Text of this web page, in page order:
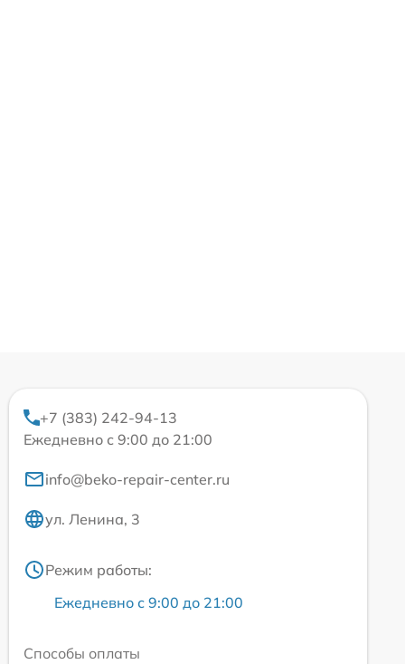
+7 (383) 242-94-13
Ежедневно с 9:00 до 21:00
info@beko-repair-center.ru
ул. Ленина, 3
Режим работы:
Ежедневно с 9:00 до 21:00
Способы оплаты